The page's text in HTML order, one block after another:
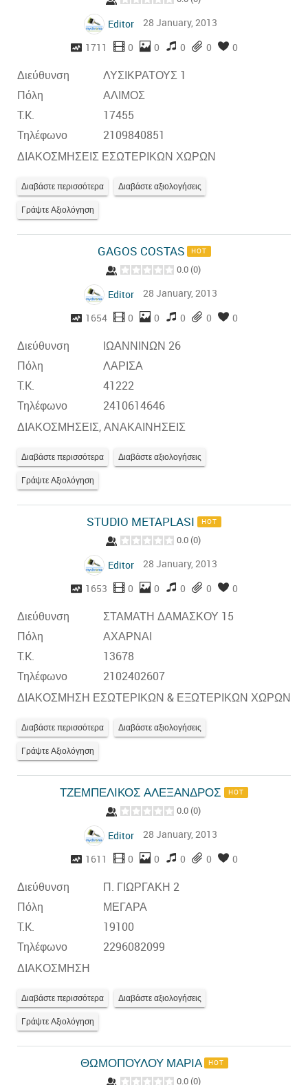
Editor
28 January, 2013
1711
0 0 0 0 0
Διεύθυνση
ΛΥΣΙΚΡΑΤΟΥΣ 1
Πόλη
ΑΛΙΜΟΣ
T.K.
17455
Τηλέφωνο
2109840851
ΔΙΑΚΟΣΜΗΣΕΙΣ ΕΣΩΤΕΡΙΚΩΝ ΧΩΡΩΝ
Διαβάστε περισσότερα Διαβάστε αξιολογήσεις
Γράψτε Αξιολόγηση
GAGOS COSTAS HOT
0.0 (0)
Editor
28 January, 2013
1654
0 0 0 0 0
Διεύθυνση
ΙΩΑΝΝΙΝΩΝ 26
Πόλη
ΛΑΡΙΣΑ
T.K.
41222
Τηλέφωνο
2410614646
ΔΙΑΚΟΣΜΗΣΕΙΣ, ΑΝΑΚΑΙΝΗΣΕΙΣ
Διαβάστε περισσότερα Διαβάστε αξιολογήσεις
Γράψτε Αξιολόγηση
STUDIO METAPLASI HOT
0.0 (0)
Editor
28 January, 2013
1653
0 0 0 0 0
Διεύθυνση
ΣΤΑΜΑΤΗ ΔΑΜΑΣΚΟΥ 15
Πόλη
ΑΧΑΡΝΑΙ
T.K.
13678
Τηλέφωνο
2102402607
ΔΙΑΚΟΣΜΗΣΗ ΕΣΩΤΕΡΙΚΩΝ & ΕΞΩΤΕΡΙΚΩΝ ΧΩΡΩΝ
Διαβάστε περισσότερα Διαβάστε αξιολογήσεις
Γράψτε Αξιολόγηση
ΤΖΕΜΠΕΛΙΚΟΣ ΑΛΕΞΑΝΔΡΟΣ HOT
0.0 (0)
Editor
28 January, 2013
1611
0 0 0 0 0
Διεύθυνση
Π. ΓΙΩΡΓΑΚΗ 2
Πόλη
ΜΕΓΑΡΑ
T.K.
19100
Τηλέφωνο
2296082099
ΔΙΑΚΟΣΜΗΣΗ
Διαβάστε περισσότερα Διαβάστε αξιολογήσεις
Γράψτε Αξιολόγηση
ΘΩΜΟΠΟΥΛΟΥ ΜΑΡΙΑ HOT
0.0 (0)